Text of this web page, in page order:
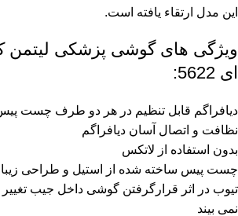
این مدل ارتقاء یافته است.
ویژگی های گوشی پزشکی لیتمن
ای 5622:
دیافراگم قابل تنظیم در هر دو طرف چست
نظافت و اتصال آسان دیافراگم
بدون استفاده از لاتکس
چست پیس ساخته شده از استیل و طراحی زیبا
تیوب در اثر قرارگرفتن گوشی داخل جیب
نمی بیند